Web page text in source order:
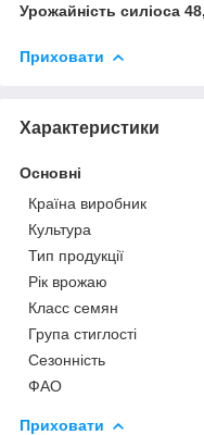
Урожайність силіоса
Приховати
Характеристики
Основні
Країна виробник
Культура
Тип продукції
Рік врожаю
Класс семян
Група стиглості
Сезонність
ФАО
Приховати